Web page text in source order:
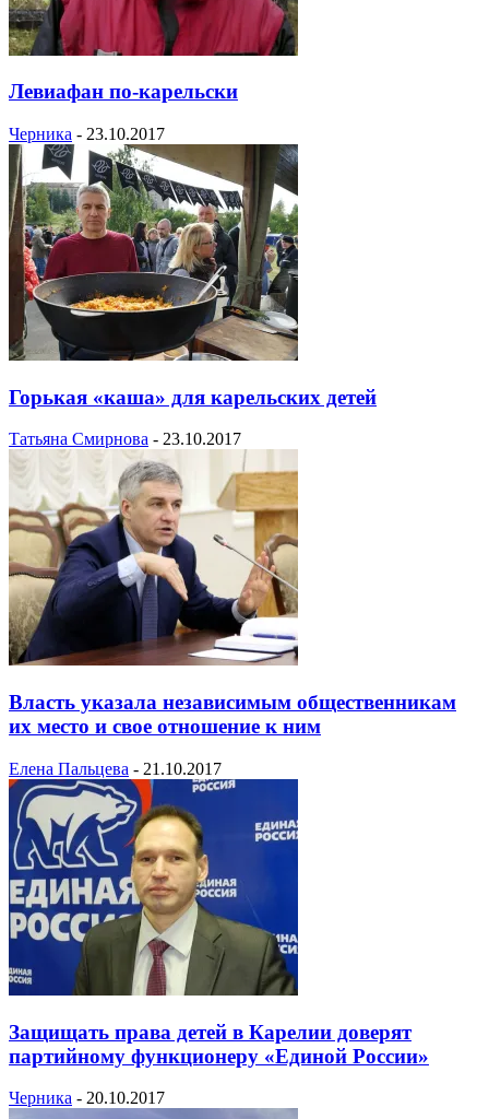
Левиафан по-карельски
Черника - 23.10.2017
Горькая «каша» для карельских детей
Татьяна Смирнова - 23.10.2017
Власть указала независимым общественникам
их место и свое отношение к ним
Елена Пальцева - 21.10.2017
Защищать права детей в Карелии доверят
партийному функционеру «Единой России»
Черника - 20.10.2017